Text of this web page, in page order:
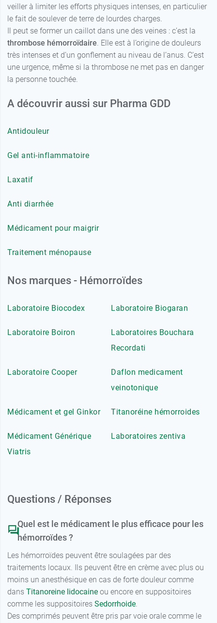
veiller à limiter les efforts physiques intenses, en particulier
le fait de soulever de terre de lourdes charges.
Il peut se former un caillot dans une des veines : c’est la
thrombose hémorroïdaire . Elle est à l’origine de douleurs
très intenses et d’un gonflement au niveau de l’anus. C’est
une urgence, même si la thrombose ne met pas en danger
la personne touchée.
A découvrir aussi sur Pharma GDD
Antidouleur
Gel anti-inflammatoire
Laxatif
Anti diarrhée
Médicament pour maigrir
Traitement ménopause
Nos marques - Hémorroïdes
Laboratoire Biocodex Laboratoire Biogaran
Laboratoire Boiron
Laboratoires Bouchara
Recordati
Laboratoire Cooper
Daflon medicament
veinotonique
Médicament et gel Ginkor Titanoréine hémorroides
Médicament Générique
Viatris
Laboratoires zentiva
Questions / Réponses
Quel est le médicament le plus efficace pour les
hémorroïdes ?
Les hémorroïdes peuvent être soulagées par des
traitements locaux. Ils peuvent être en crème avec plus ou
moins un anesthésique en cas de forte douleur comme
dans Titanoreine lidocaine ou encore en suppositoires
comme les suppositoires Sedorrhoide
Des comprimés peuvent être pris par voie orale comme le